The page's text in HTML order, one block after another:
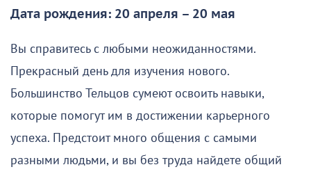
Дата рождения: 20 апреля – 20 мая
Вы справитесь с любыми неожиданностями.
Прекрасный день для изучения нового.
Большинство Тельцов сумеют освоить навыки,
которые помогут им в достижении карьерного
успеха. Предстоит много общения с самыми
разными людьми, и вы без труда найдете общий